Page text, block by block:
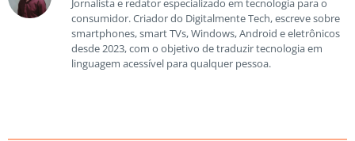
consumidor. Criador do Digitalmente Tech, escreve sobre
smartphones, smart TVs, Windows, Android e eletrônicos
desde 2023, com o objetivo de traduzir tecnologia em
linguagem acessível para qualquer pessoa.